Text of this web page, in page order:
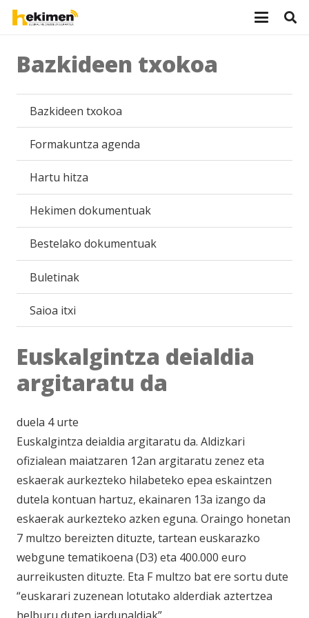
Bazkideen txokoa
Bazkideen txokoa
Formakuntza agenda
Hartu hitza
Hekimen dokumentuak
Bestelako dokumentuak
Buletinak
Saioa itxi
Euskalgintza deialdia
argitaratu da
duela 4 urte
Euskalgintza deialdia argitaratu da. Aldizkari
ofizialean maiatzaren 12an argitaratu zenez eta
eskaerak aurkezteko hilabeteko epea eskaintzen
dutela kontuan hartuz, ekainaren 13a izango da
eskaerak aurkezteko azken eguna. Oraingo honetan
7 multzo bereizten dituzte, tartean euskarazko
webgune tematikoena (D3) eta 400.000 euro
aurreikusten dituzte. Eta F multzo bat ere sortu dute
“euskarari zuzenean lotutako alderdiak aztertzea